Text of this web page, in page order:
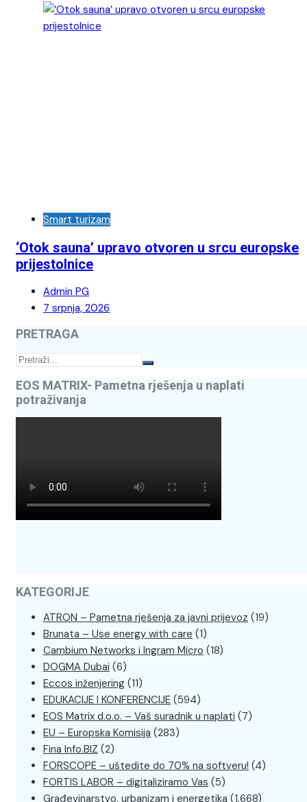
Smart turizam
‘Otok sauna’ upravo otvoren u srcu europske
prijestolnice
Admin PG
7 srpnja, 2026
PRETRAGA
EOS MATRIX- Pametna rješenja u naplati
potraživanja
KATEGORIJE
ATRON – Pametna rješenja za javni prijevoz (19)
Brunata – Use energy with care (1)
Cambium Networks i Ingram Micro (18)
DOGMA Dubai (6)
Eccos inženjering (11)
EDUKACIJE I KONFERENCIJE (594)
EOS Matrix d.o.o. – Vaš suradnik u naplati (7)
EU – Europska Komisija (283)
Fina Info.BIZ (2)
FORSCOPE – uštedite do 70% na softveru! (4)
FORTIS LABOR – digitaliziramo Vas (5)
Građevinarstvo, urbanizam i energetika (1.668)